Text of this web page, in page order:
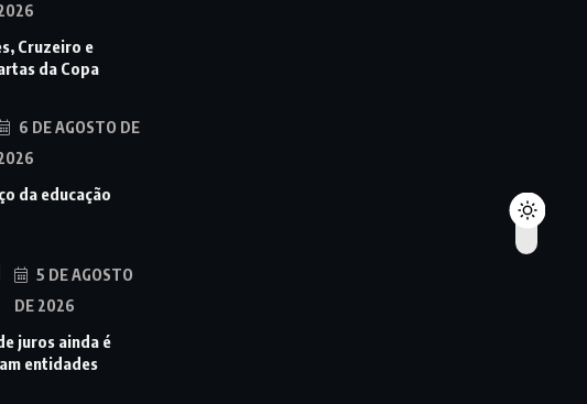
Cruzeiro e
da Copa
6 DE AGOSTO DE
da educação
5 DE AGOSTO
DE 2026
juros ainda é
entidades